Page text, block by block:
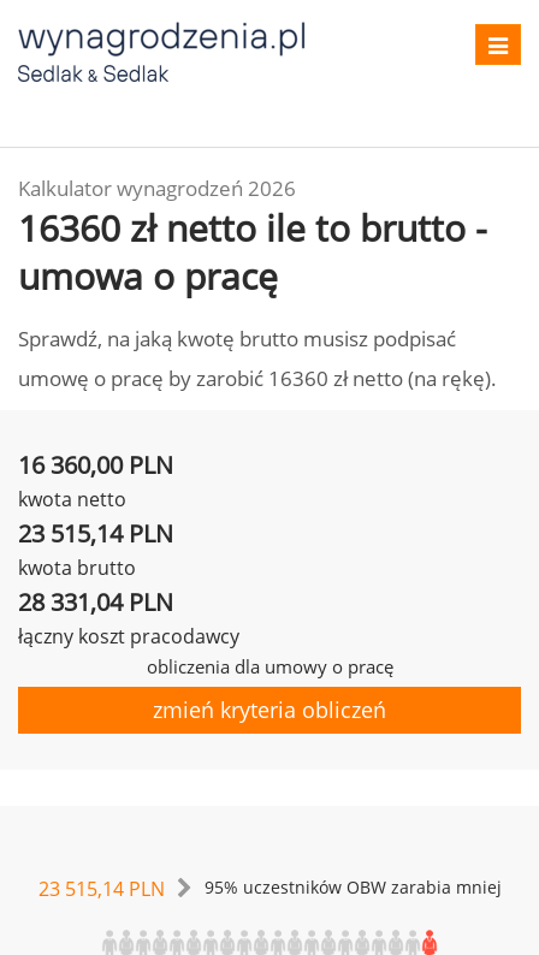
Kalkulator wynagrodzeń 2026
16360 zł netto ile to brutto -
umowa o pracę
Sprawdź, na jaką kwotę brutto musisz podpisać
umowę o pracę by zarobić 16360 zł netto (na rękę).
16 360,00 PLN
kwota netto
23 515,14 PLN
kwota brutto
28 331,04 PLN
łączny koszt pracodawcy
obliczenia dla umowy o pracę
zmień kryteria obliczeń
23 515,14 PLN 95% uczestników OBW zarabia mniej